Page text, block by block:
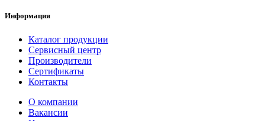
Информация
Каталог продукции
Сервисный центр
Производители
Сертификаты
Контакты
О компании
Вакансии